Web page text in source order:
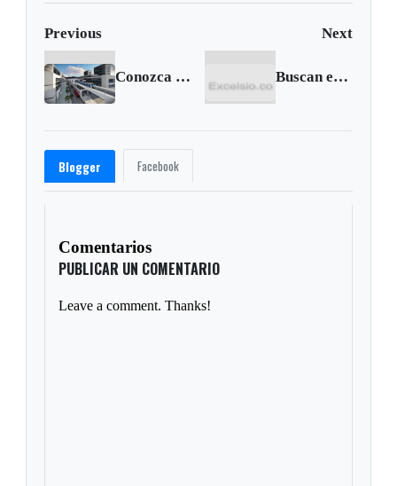
Previous Next
Conozca los detalles de la primera línea del Metro de Bogotá Buscan eliminar tributos para fomentar inversión empresarial en Boyacá
Blogger Facebook
Comentarios
PUBLICAR UN COMENTARIO
Leave a comment. Thanks!